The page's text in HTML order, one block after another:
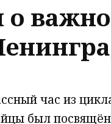
о
час из
был